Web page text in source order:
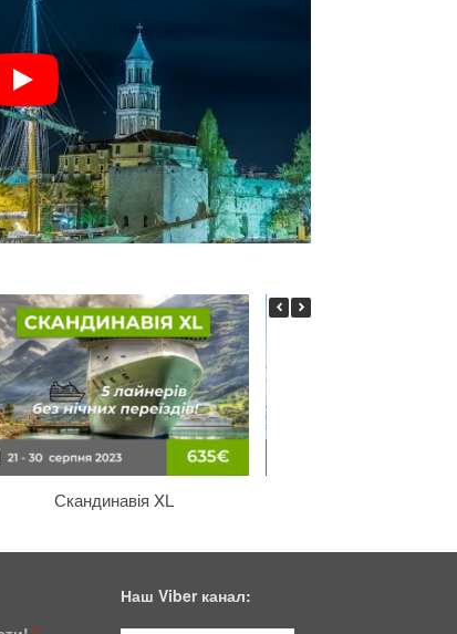
Скандинавія XL
Наш Viber канал: